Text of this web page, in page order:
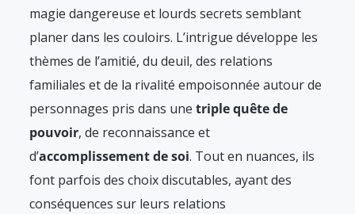
magie dangereuse et lourds secrets semblant
planer dans les couloirs. L’intrigue développe les
thèmes de l’amitié, du deuil, des relations
familiales et de la rivalité empoisonnée autour de
personnages pris dans une triple quête de
pouvoir, de reconnaissance et
d’accomplissement de soi. Tout en nuances, ils
font parfois des choix discutables, ayant des
conséquences sur leurs relations